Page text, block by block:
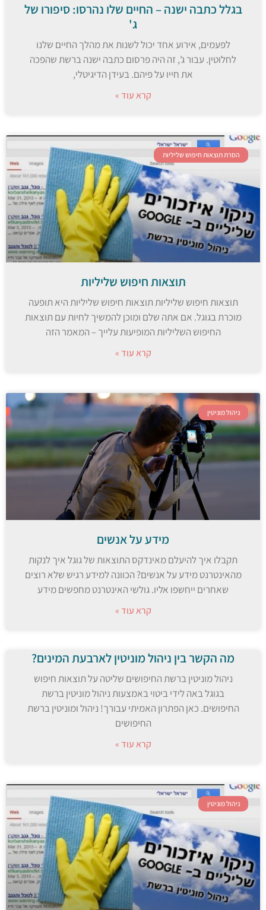
בגלל כתבה ישנה – החיים שלו נהרסו: סיפורו של
ג'
לפעמים, אירוע אחד יכול לשנות את מהלך החיים שלנו
לחלוטין. עבור ג', זה היה פרסום כתבה ישנה ברשת שהפכה
את חייו על פיהם. בעידן הדיגיטלי,
קרא עוד »
הסרת תוצאות חיפוש שליליות
תוצאות חיפוש שליליות
תוצאות חיפוש שליליות תוצאות חיפוש שליליות היא תופעה
מוכרת בגוגל. אם אתה שלם ומוכן להמשיך לחיות עם תוצאות
החיפוש השליליות המופיעות עלייך – המאמר הזה
קרא עוד »
ניהול מוניטין
מידע על אנשים
תקבלו איך להיעלם מאינדקס התוצאות של גוגל איך לנקות
מהאינטרנט מידע על אנשים? הכוונה למידע רגיש שלא רוצים
שאחרים ייחשפו אליו. גולשי האינטרנט מחפשים מידע
קרא עוד »
מה הקשר בין ניהול מוניטין לארבעת המינים?
ניהול מוניטין ברשת החיפושים שליטה על תוצאות חיפוש
בגוגל באה לידי ביטוי באמצעות ניהול מוניטין ברשת
החיפושים. כאן הפתרון האמיתי עבורך! ניהול ומוניטין ברשת
החיפושים
קרא עוד »
ניהול מוניטין